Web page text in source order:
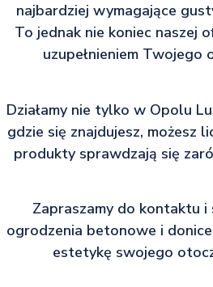
najbardziej wymagające
To jednak nie koniec naszej
uzupełnieniem
Działamy nie tylko w Opolu
gdzie się znajdujesz, możesz
produkty sprawdzają się
Zapraszamy do kontaktu i
ogrodzenia betonowe i
estetykę swojego